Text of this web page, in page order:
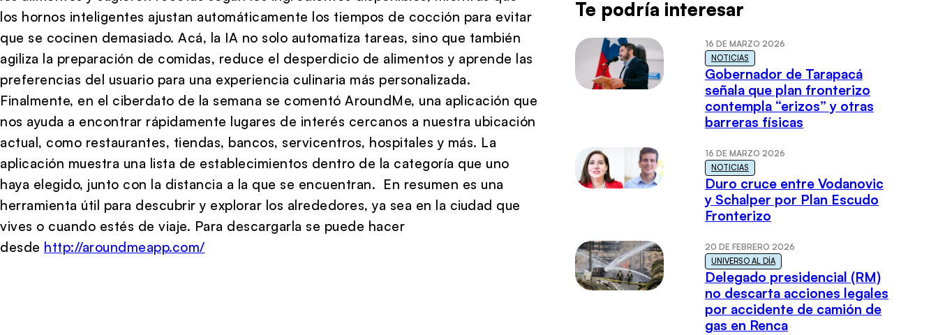
los hornos inteligentes ajustan automáticamente los tiempos de cocción para evitar
que se cocinen demasiado. Acá, la IA no solo automatiza tareas, sino que también
agiliza la preparación de comidas, reduce el desperdicio de alimentos y aprende las
preferencias del usuario para una experiencia culinaria más personalizada.
Finalmente, en el ciberdato de la semana se comentó AroundMe, una aplicación que
nos ayuda a encontrar rápidamente lugares de interés cercanos a nuestra ubicación
actual, como restaurantes, tiendas, bancos, servicentros, hospitales y más. La
aplicación muestra una lista de establecimientos dentro de la categoría que uno
haya elegido, junto con la distancia a la que se encuentran. En resumen es una
herramienta útil para descubrir y explorar los alrededores, ya sea en la ciudad que
vives o cuando estés de viaje. Para descargarla se puede hacer
desde http://aroundmeapp.com/
Te podría interesar
16 DE MARZO 2026
NOTICIAS
Gobernador de Tarapacá
señala que plan fronterizo
contempla “erizos” y otras
barreras físicas
16 DE MARZO 2026
NOTICIAS
Duro cruce entre Vodanovic
y Schalper por Plan Escudo
Fronterizo
20 DE FEBRERO 2026
UNIVERSO AL DÍA
Delegado presidencial (RM)
no descarta acciones legales
por accidente de camión de
gas en Renca